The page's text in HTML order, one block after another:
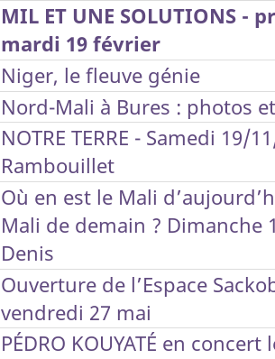
MIL ET UNE SOLUTIONS -
mardi 19 février
Niger, le fleuve génie
Nord-Mali à Bures : photos
NOTRE TERRE - Samedi 19/
Rambouillet
Où en est le Mali
Mali de demain ? Dimanche
Denis
Ouverture de l’Espace
vendredi 27 mai
PÉDRO KOUYATÉ en concert